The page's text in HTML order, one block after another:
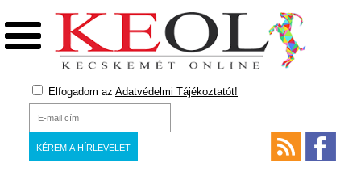
Elfogadom az Adatvédelmi Tájékoztatót!